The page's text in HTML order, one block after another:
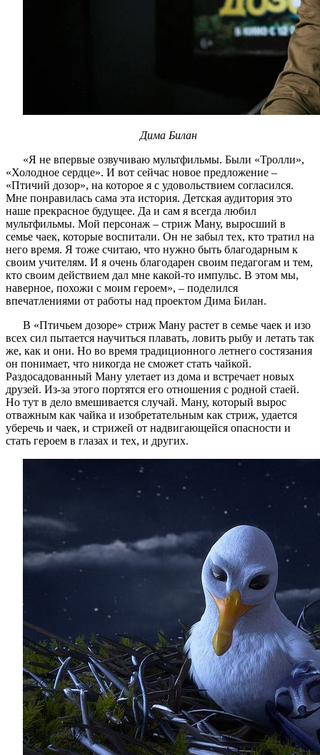
Дима Билан
«Я не впервые озвучиваю мультфильмы. Были «Тролли»,
«Холодное сердце». И вот сейчас новое предложение –
«Птичий дозор», на которое я с удовольствием согласился.
Мне понравилась сама эта история. Детская аудитория это
наше прекрасное будущее. Да и сам я всегда любил
мультфильмы. Мой персонаж – стриж Ману, выросший в
семье чаек, которые воспитали. Он не забыл тех, кто тратил на
него время. Я тоже считаю, что нужно быть благодарным к
своим учителям. И я очень благодарен своим педагогам и тем,
кто своим действием дал мне какой-то импульс. В этом мы,
наверное, похожи с моим героем», – поделился
впечатлениями от работы над проектом Дима Билан.
В «Птичьем дозоре» стриж Ману растет в семье чаек и изо
всех сил пытается научиться плавать, ловить рыбу и летать так
же, как и они. Но во время традиционного летнего состязания
он понимает, что никогда не сможет стать чайкой.
Раздосадованный Ману улетает из дома и встречает новых
друзей. Из-за этого портятся его отношения с родной стаей.
Но тут в дело вмешивается случай. Ману, который вырос
отважным как чайка и изобретательным как стриж, удается
уберечь и чаек, и стрижей от надвигающейся опасности и
стать героем в глазах и тех, и других.